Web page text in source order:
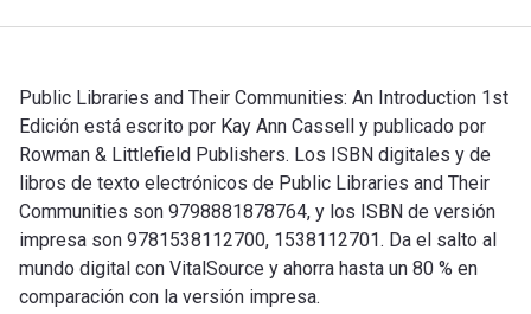
Public Libraries and Their Communities: An Introduction 1st
Edición está escrito por Kay Ann Cassell y publicado por
Rowman & Littlefield Publishers. Los ISBN digitales y de
libros de texto electrónicos de Public Libraries and Their
Communities son 9798881878764, y los ISBN de versión
impresa son 9781538112700, 1538112701. Da el salto al
mundo digital con VitalSource y ahorra hasta un 80 % en
comparación con la versión impresa.